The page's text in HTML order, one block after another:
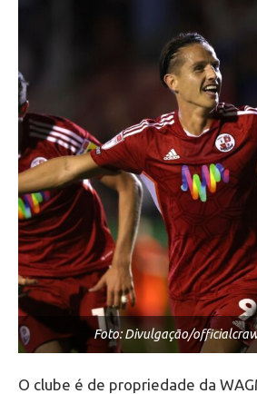
Foto: Divulgação/
O clube é de propriedade da